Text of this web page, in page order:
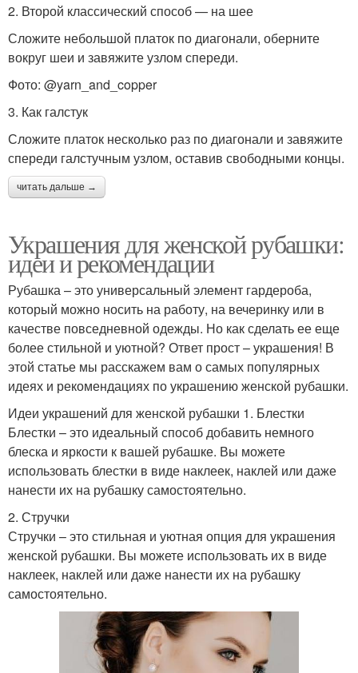
2. Второй классический способ — на шее
Сложите небольшой платок по диагонали, оберните
вокруг шеи и завяжите узлом спереди.
Фото: @yarn_and_copper
3. Как галстук
Сложите платок несколько раз по диагонали и завяжите
спереди галстучным узлом, оставив свободными концы.
читать дальше →
Украшения для женской рубашки:
идеи и рекомендации
Рубашка – это универсальный элемент гардероба,
который можно носить на работу, на вечеринку или в
качестве повседневной одежды. Но как сделать ее еще
более стильной и уютной? Ответ прост – украшения! В
этой статье мы расскажем вам о самых популярных
идеях и рекомендациях по украшению женской рубашки.
Идеи украшений для женской рубашки 1. Блестки
Блестки – это идеальный способ добавить немного
блеска и яркости к вашей рубашке. Вы можете
использовать блестки в виде наклеек, наклей или даже
нанести их на рубашку самостоятельно.
2. Стручки
Стручки – это стильная и уютная опция для украшения
женской рубашки. Вы можете использовать их в виде
наклеек, наклей или даже нанести их на рубашку
самостоятельно.